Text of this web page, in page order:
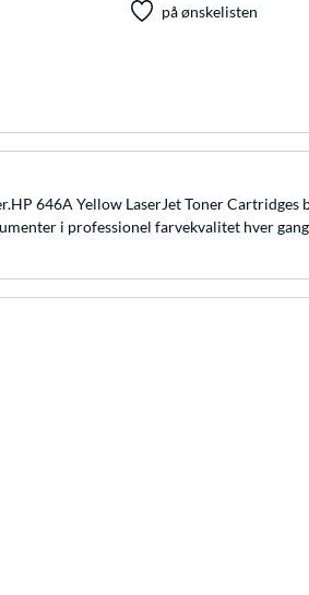
på ønskelisten
646A Yellow LaserJet Toner
i professionel farvekvalitet hver